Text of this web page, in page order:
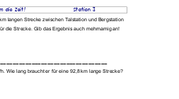
die Zeit! Station 3
langen Strecke zwischen Talstation und Bergstation
die Strecke. Gib das Ergebnis auch mehrnamig an!
Wie lang braucht er für eine 92,8 km lange Strecke?